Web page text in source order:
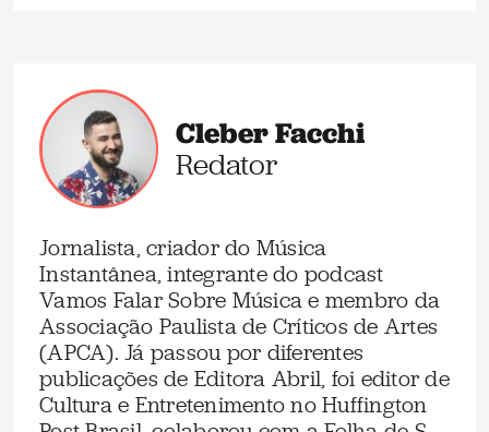
Cleber Facchi
Redator
Jornalista, criador do Música
Instantânea, integrante do podcast
Vamos Falar Sobre Música e membro da
Associação Paulista de Críticos de Artes
(APCA). Já passou por diferentes
publicações de Editora Abril, foi editor de
Cultura e Entretenimento no Huffington